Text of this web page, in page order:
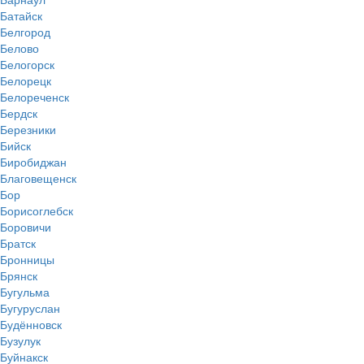
Батайск
Белгород
Белово
Белогорск
Белорецк
Белореченск
Бердск
Березники
Бийск
Биробиджан
Благовещенск
Бор
Борисоглебск
Боровичи
Братск
Бронницы
Брянск
Бугульма
Бугуруслан
Будённовск
Бузулук
Буйнакск